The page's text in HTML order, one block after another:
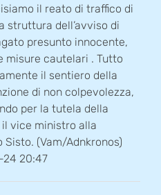
il reato di traffico di
struttura dell’avviso di
presunto innocente,
misure cautelari . Tutto
il sentiero della
di non colpevolezza,
per la tutela della
il vice ministro alla
(Vam/Adnkronos)
24 20:47